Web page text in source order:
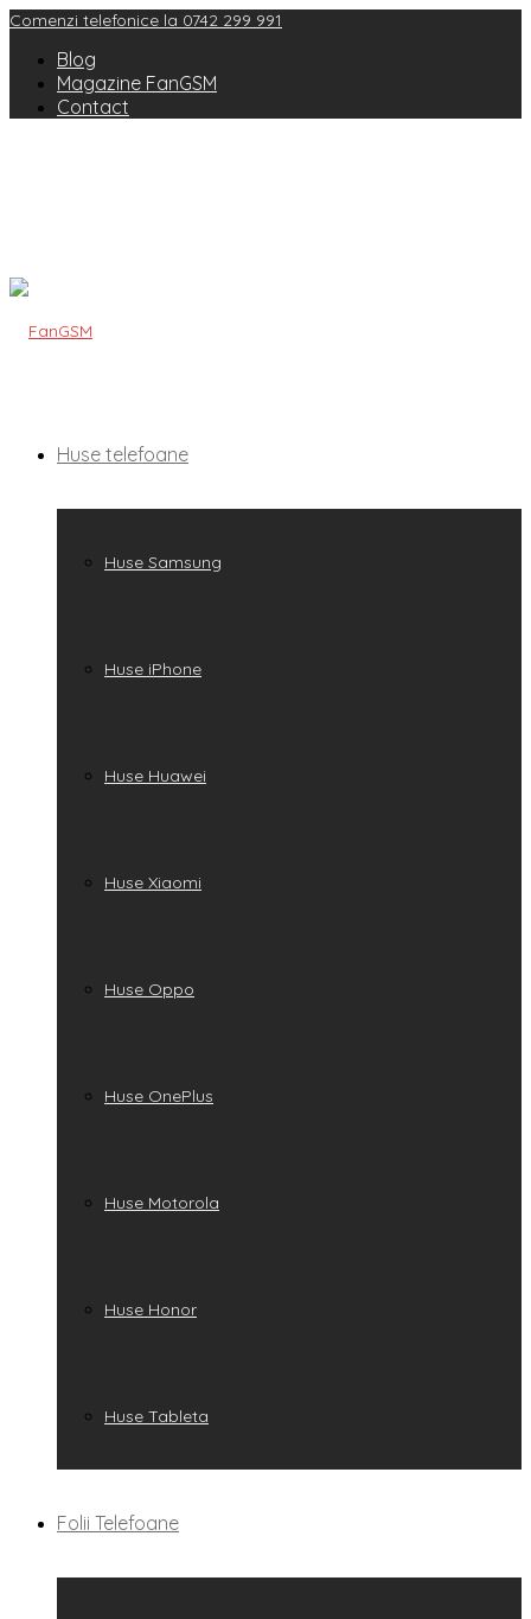
Comenzi telefonice la 0742 299 991
Blog
Magazine FanGSM
Contact
Huse telefoane
Huse Samsung
Huse iPhone
Huse Huawei
Huse Xiaomi
Huse Oppo
Huse OnePlus
Huse Motorola
Huse Honor
Huse Tableta
Folii Telefoane